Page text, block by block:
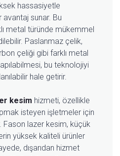
hassasiyetle
sunar. Bu
metal türünde mükemmel
Paslanmaz çelik,
çeliği gibi farklı metal
bu teknolojiyi
hale getirir.
kesim hizmeti, özellikle
isteyen işletmeler için
Fason lazer kesim, küçük
yüksek kaliteli ürünler
dışarıdan hizmet